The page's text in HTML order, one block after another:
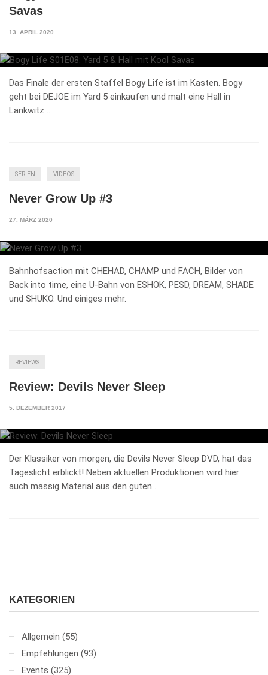
Savas
13. APRIL 2020
Das Finale der ersten Staffel Bogy Life ist im Kasten. Bogy
geht bei DEJOE im Yard 5 einkaufen und malt eine Hall in
Lankwitz …
SERIEN VIDEOS
Never Grow Up #3
27. MÄRZ 2020
Bahnhofsaction mit CHEHAD, CHAMP und FACH, Bilder von
Back into time, eine U-Bahn von ESHOK, PESD, DREAM, SHADE
und SHUKO. Und einiges mehr.
REVIEWS
Review: Devils Never Sleep
5. DEZEMBER 2017
Der Klassiker von morgen, die Devils Never Sleep DVD, hat das
Tageslicht erblickt! Neben aktuellen Produktionen wird hier
auch massig Material aus den guten …
KATEGORIEN
Allgemein (55)
Empfehlungen (93)
Events (325)